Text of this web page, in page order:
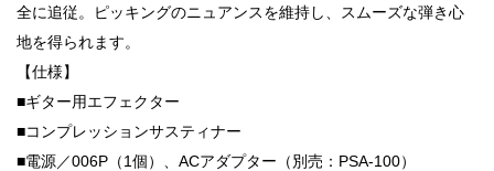
全に追従。ピッキングのニュアンスを維持し、スムーズな弾き心
地を得られます。
【仕様】
■ギター用エフェクター
■コンプレッションサスティナー
■電源／006P（1個）、ACアダプター（別売：PSA-100）